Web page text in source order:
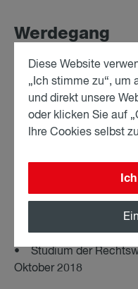
Werdegang
• Juristischer
• Studentischer
Ausbildung
• Studium der
Oktober 2018
Diese Website
„Ich stimme zu“, um
und direkt unsere
oder klicken Sie auf
Ihre Cookies selbst